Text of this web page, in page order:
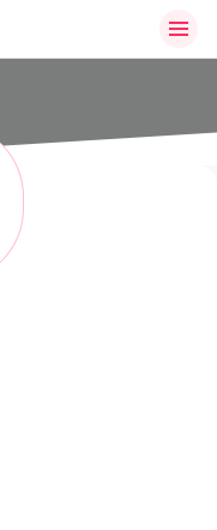
avocat